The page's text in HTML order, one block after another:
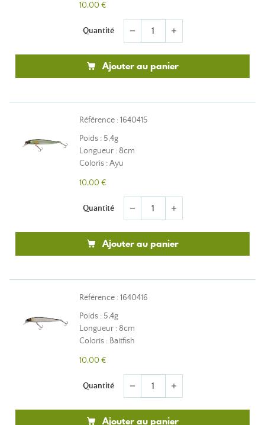
10,00 €
Quantité remove add
Ajouter au panier
Référence : 1640415
Poids : 5,4g
Longueur : 8cm
Coloris : Ayu
10,00 €
Quantité remove add
Ajouter au panier
Référence : 1640416
Poids : 5,4g
Longueur : 8cm
Coloris : Baitfish
10,00 €
Quantité remove add
Ajouter au panier